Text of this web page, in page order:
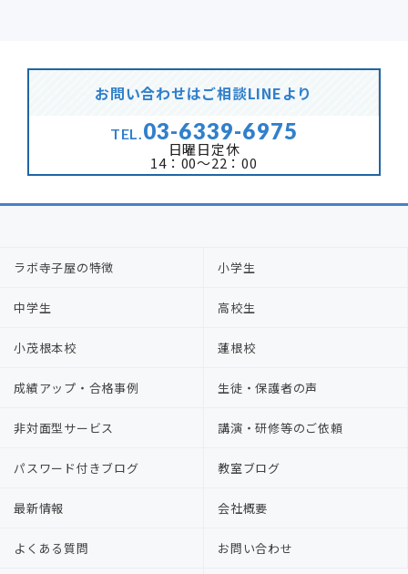
お問い合わせはご相談LINEより
TEL.03-6339-6975
日曜日定休
14：00～22：00
ラボ寺子屋の特徴 小学生
中学生 高校生
小茂根本校 蓮根校
成績アップ・合格事例 生徒・保護者の声
非対面型サービス 講演・研修等のご依頼
パスワード付きブログ 教室ブログ
最新情報 会社概要
よくある質問 お問い合わせ